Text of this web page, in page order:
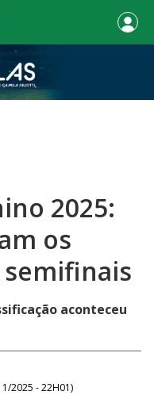
2025:
os
aconteceu
2025 - 22H01)